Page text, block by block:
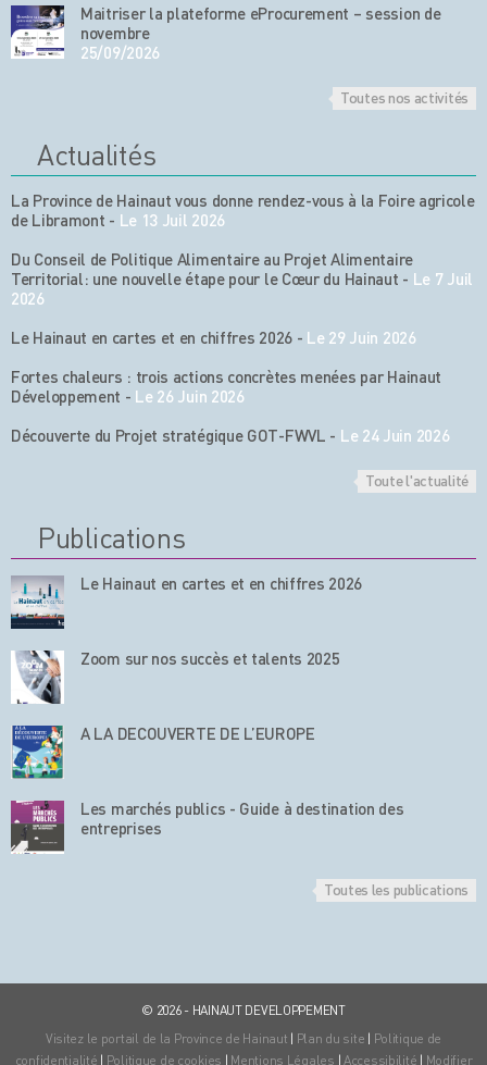
Maitriser la plateforme eProcurement – session de
novembre
25/09/2026
Toutes nos activités
Actualités
La Province de Hainaut vous donne rendez-vous à la Foire agricole
de Libramont - Le 13 Juil 2026
Du Conseil de Politique Alimentaire au Projet Alimentaire
Territorial: une nouvelle étape pour le Cœur du Hainaut - Le 7 Juil
2026
Le Hainaut en cartes et en chiffres 2026 - Le 29 Juin 2026
Fortes chaleurs : trois actions concrètes menées par Hainaut
Développement - Le 26 Juin 2026
Découverte du Projet stratégique GOT-FWVL - Le 24 Juin 2026
Toute l'actualité
Publications
Le Hainaut en cartes et en chiffres 2026
Zoom sur nos succès et talents 2025
A LA DECOUVERTE DE L’EUROPE
Les marchés publics - Guide à destination des
entreprises
Toutes les publications
© 2026 - HAINAUT DEVELOPPEMENT
Visitez le portail de la Province de Hainaut | Plan du site | Politique de
confidentialité | Politique de cookies | Mentions Légales | Accessibilité | Modifier